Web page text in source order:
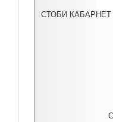
СТОБИ КАБАРНЕТ